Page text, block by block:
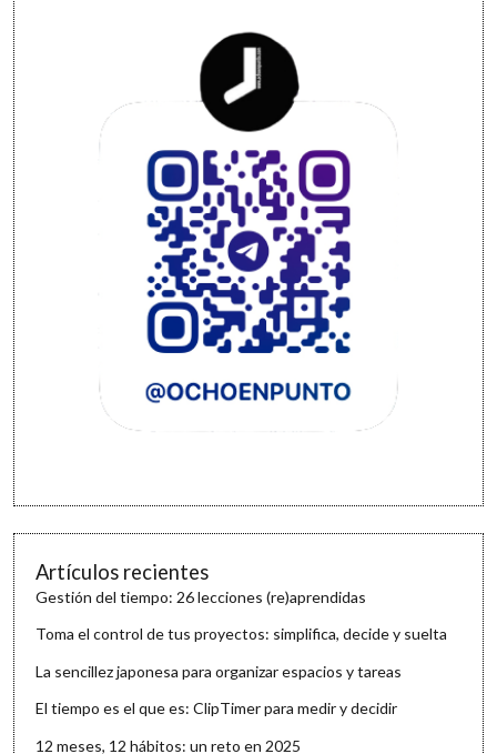
Artículos recientes
Gestión del tiempo: 26 lecciones (re)aprendidas
Toma el control de tus proyectos: simplifica, decide y suelta
La sencillez japonesa para organizar espacios y tareas
El tiempo es el que es: ClipTimer para medir y decidir
12 meses, 12 hábitos: un reto en 2025